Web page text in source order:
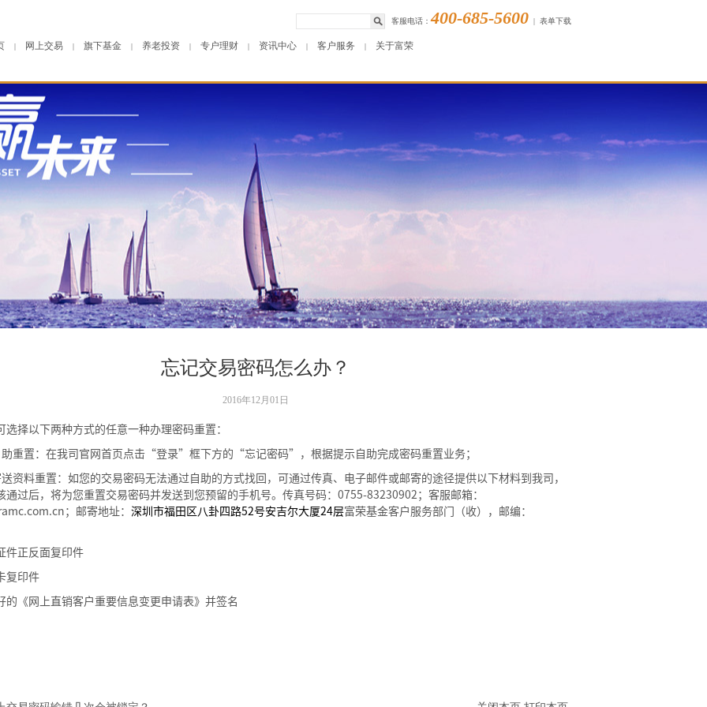
客服电话：400-685-5600 | 表单下载
| 网上交易 | 旗下基金 | 养老投资 | 专户理财 | 资讯中心 | 客户服务 | 关于富荣
忘记交易密码怎么办？
2016年12月01日
选择以下两种方式的任意一种办理密码重置：
重置：在我司官网首页点击“登录”框下方的“忘记密码”，根据提示自助完成密码重置业务；
资料重置：如您的交易密码无法通过自助的方式找回，可通过传真、电子邮件或邮寄的途径提供以下材料到我司，
通过后，将为您重置交易密码并发送到您预留的手机号。传真号码： 0755-83230902；客服邮箱：
；邮寄地址： 深圳市福田区八卦四路52号安吉尔大厦24层富荣基金客户服务部门（收），邮编：
正反面复印件
复印件
的《网上直销客户重要信息变更申请表》并签名